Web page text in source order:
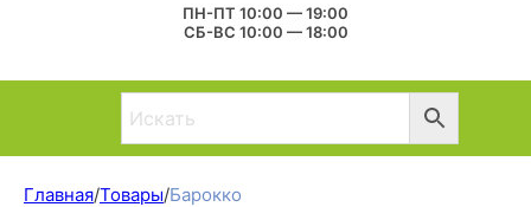
ПН-ПТ 10:00 — 19:00
СБ-ВС 10:00 — 18:00
Главная/Товары/Барокко